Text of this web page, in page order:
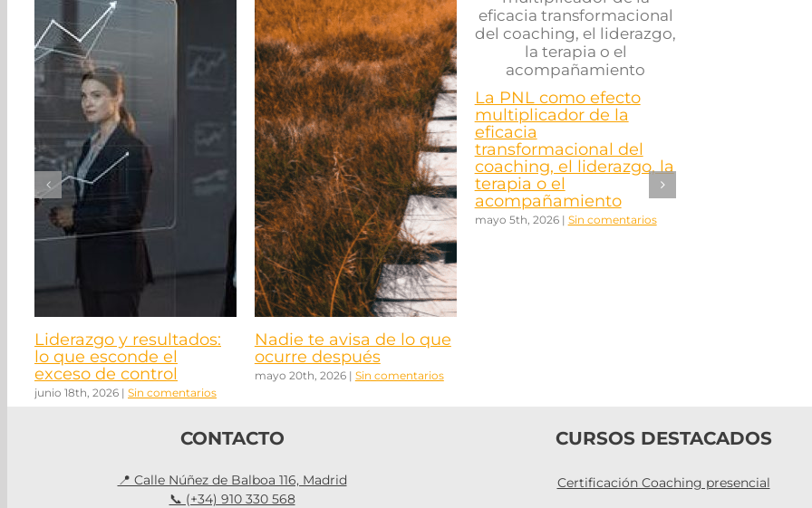
Liderazgo y resultados:
lo que esconde el
exceso de control
junio 18th, 2026 | Sin comentarios
Nadie te avisa de lo que
ocurre después
mayo 20th, 2026 | Sin comentarios
La PNL como efecto
multiplicador de la
eficacia
transformacional del
coaching, el liderazgo, la
terapia o el
acompañamiento
mayo 5th, 2026 | Sin comentarios
CONTACTO
📍 Calle Núñez de Balboa 116, Madrid
📞 (+34) 910 330 568
CURSOS DESTACADOS
Certificación Coaching presencial